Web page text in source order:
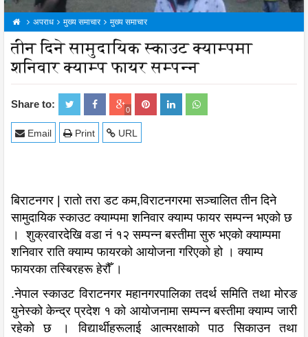
अपराध मुख्य समाचार मुख्य समाचार
तीन दिने सामुदायिक स्काउट क्याम्पमा
शनिवार क्याम्प फायर सम्पन्न
Share to: 0
URL
Print
Email
बिराटनगर | रातो तरा डट कम,विराटनगरमा सञ्चालित तीन दिने
सामुदायिक स्काउट क्याम्पमा शनिवार क्याम्प फायर सम्पन्न भएको छ
। शुक्रवारदेखि वडा नं १२ सम्पन्न बस्तीमा सुरु भएको क्याम्पमा
शनिवार राति क्याम्प फायरको आयोजना गरिएको हो । क्याम्प
फायरका तस्बिरहरू हेरौँ ।
.नेपाल स्काउट विराटनगर महानगरपालिका तदर्थ समिति तथा मोरङ
युनेस्को केन्द्र प्रदेश १ को आयोजनामा सम्पन्न बस्तीमा क्याम्प जारी
रहेको छ । विद्यार्थीहरूलाई आत्मरक्षाको पाठ सिकाउन तथा